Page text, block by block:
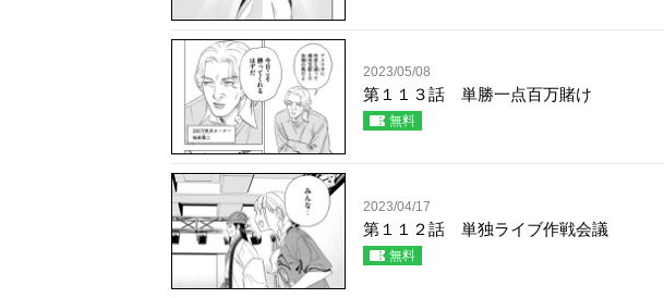
2023/05/08
第１１３話 単勝一点百万賭け
無料
2023/04/17
第１１２話 単独ライブ作戦会議
無料